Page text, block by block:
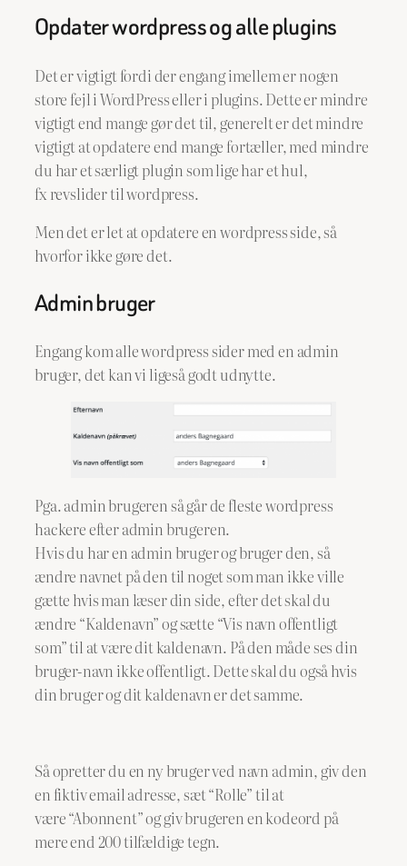
Opdater wordpress og alle plugins
Det er vigtigt fordi der engang imellem er nogen
store fejl i WordPress eller i plugins. Dette er mindre
vigtigt end mange gør det til, generelt er det mindre
vigtigt at opdatere end mange fortæller, med mindre
du har et særligt plugin som lige har et hul,
fx revslider til wordpress.
Men det er let at opdatere en wordpress side, så
hvorfor ikke gøre det.
Admin bruger
Engang kom alle wordpress sider med en admin
bruger, det kan vi ligeså godt udnytte.
Pga. admin brugeren så går de fleste wordpress
hackere efter admin brugeren.
Hvis du har en admin bruger og bruger den, så
ændre navnet på den til noget som man ikke ville
gætte hvis man læser din side, efter det skal du
ændre “Kaldenavn” og sætte “Vis navn offentligt
som” til at være dit kaldenavn. På den måde ses din
bruger-navn ikke offentligt. Dette skal du også hvis
din bruger og dit kaldenavn er det samme.
Så opretter du en ny bruger ved navn admin, giv den
en fiktiv email adresse, sæt “Rolle” til at
være “Abonnent” og giv brugeren en kodeord på
mere end 200 tilfældige tegn.